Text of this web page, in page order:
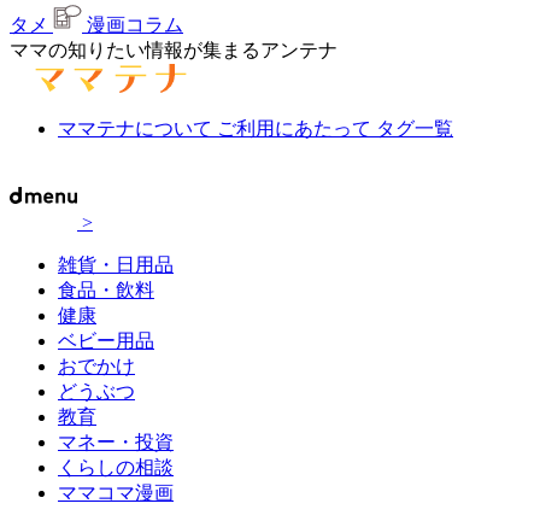
タメ
漫画コラム
ママの知りたい情報が集まるアンテナ
ママテナについて ご利用にあたって タグ一覧
>
雑貨・日用品
食品・飲料
健康
ベビー用品
おでかけ
どうぶつ
教育
マネー・投資
くらしの相談
ママコマ漫画